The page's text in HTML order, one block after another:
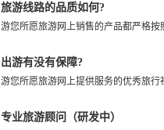
旅游线路的品质如何?
游您所愿旅游网上销售的产品都严格按
出游有没有保障?
游您所愿旅游网上提供服务的优秀旅行
专业旅游顾问（研发中）